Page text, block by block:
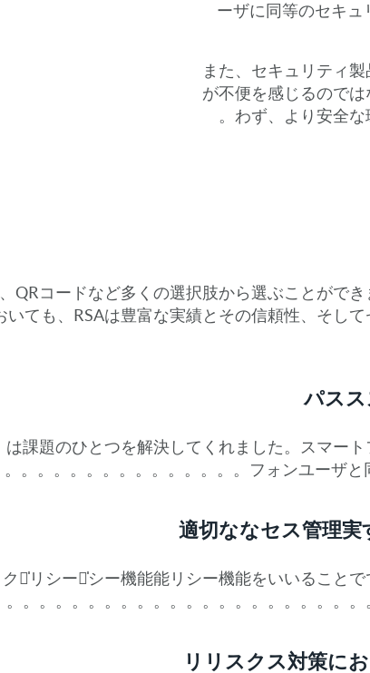
ーザに同等のセキ
また、セキュリティ
が不便を感じるので
わず、より安全な
コードなど多くの選択肢から選ぶことがで
ても、RSAは豊富な実績とその信頼性、そし
パス
課題のひとつを解決してくれました。スマー
フォンユーザと同等のセキュリティレベル
適切ななセス管理実
ス̍リシース̍シー機能能リシー機能をいいること
リリスクス対策に